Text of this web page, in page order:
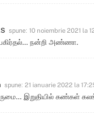
spune: 10 noiembrie 2021 la
நன்றி அண்ணா.
spune: 21 ianuarie 2022 la
இறுதியில் கண்கள்